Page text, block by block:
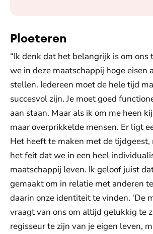
Ploeteren
“Ik denk dat het belangrijk is om ons
we in deze maatschappij hoge eisen
stellen. Iedereen moet de hele tijd
succesvol zijn. Je moet goed
aan staan. Maar als ik om me heen
maar overprikkelde mensen. Er ligt
Het heeft te maken met de tijdgeest,
het feit dat we in een heel
maatschappij leven. Ik geloof juist
gemaakt om in relatie met anderen
daarin onze identiteit te vinden. ‘De
vraagt van ons om altijd gelukkig te
regisseur te zijn van je eigen leven,